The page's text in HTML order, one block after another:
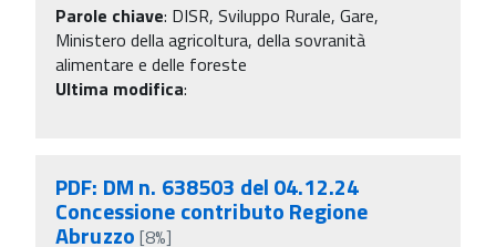
Parole chiave: DISR, Sviluppo Rurale, Gare,
Ministero della agricoltura, della sovranità
alimentare e delle foreste
Ultima modifica:
PDF: DM n. 638503 del 04.12.24
Concessione contributo Regione
Abruzzo [8%]